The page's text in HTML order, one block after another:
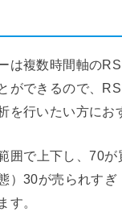
は複数時間軸の
ができるので、
を行いたい方にお
囲で上下し、70が
）30が売られすぎ
す。